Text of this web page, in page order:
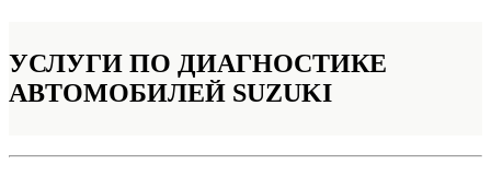
УСЛУГИ ПО ДИАГНОСТИКЕ
АВТОМОБИЛЕЙ SUZUKI